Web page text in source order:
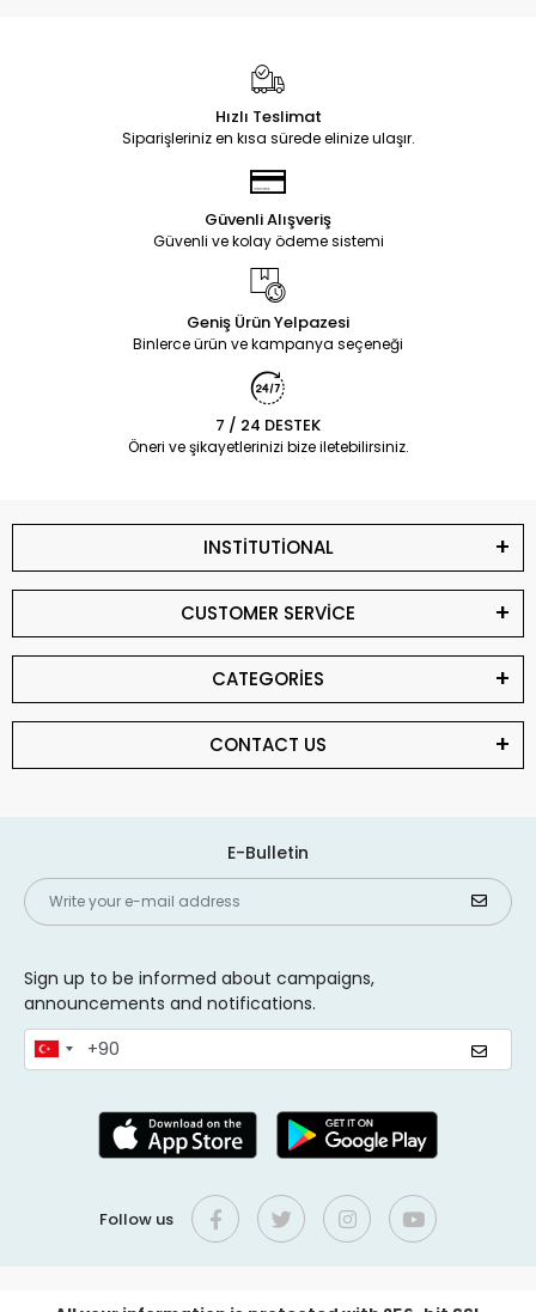
Hızlı Teslimat
Siparişleriniz en kısa sürede elinize ulaşır.
Güvenli Alışveriş
Güvenli ve kolay ödeme sistemi
Geniş Ürün Yelpazesi
Binlerce ürün ve kampanya seçeneği
7 / 24 DESTEK
Öneri ve şikayetlerinizi bize iletebilirsiniz.
INSTİTUTİONAL
CUSTOMER SERVİCE
CATEGORİES
CONTACT US
E-Bulletin
Sign up to be informed about campaigns,
announcements and notifications.
Follow us